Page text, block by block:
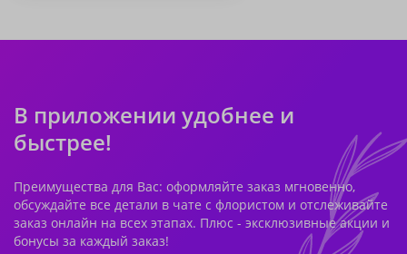
В приложении удобнее и
быстрее!
Преимущества для Вас: оформляйте заказ мгновенно,
обсуждайте все детали в чате с флористом и отслеживайте
заказ онлайн на всех этапах. Плюс - эксклюзивные акции и
бонусы за каждый заказ!